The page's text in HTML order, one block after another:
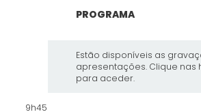
PROGRAMA
Estão disponíveis as
apresentações. Clique nas
para aceder.
9h45